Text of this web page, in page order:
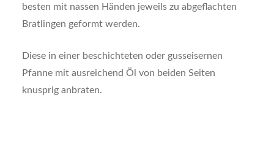
besten mit nassen Händen jeweils zu abgeflachten
Bratlingen geformt werden.
Diese in einer beschichteten oder gusseisernen
Pfanne mit ausreichend Öl von beiden Seiten
knusprig anbraten.